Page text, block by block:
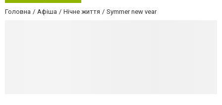
Головна Афіша Нічне життя Symmer new vear